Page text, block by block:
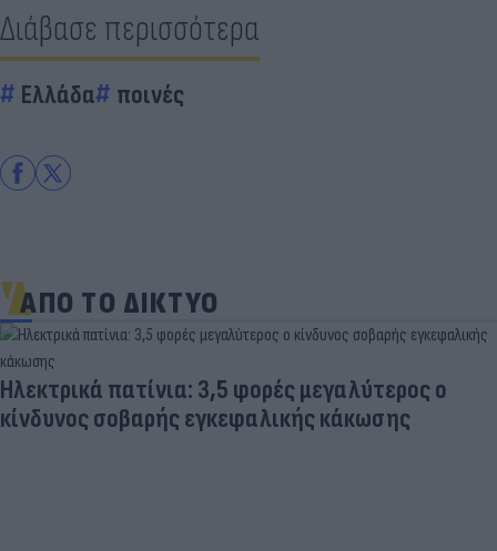
Διάβασε περισσότερα
Ελλάδα ποινές
ΑΠΟ ΤΟ ΔΙΚΤΥΟ
Ηλεκτρικά πατίνια: 3,5 φορές μεγαλύτερος ο
κίνδυνος σοβαρής εγκεφαλικής κάκωσης